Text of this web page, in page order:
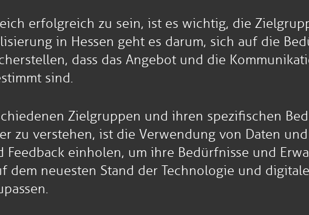
erfolgreich zu sein, ist es wichtig, die
in Hessen geht es darum, sich auf die
dass das Angebot und die
sind.
Zielgruppen und ihren spezifischen
zu verstehen, ist die Verwendung von Daten
einholen, um ihre Bedürfnisse und
dem neuesten Stand der Technologie und